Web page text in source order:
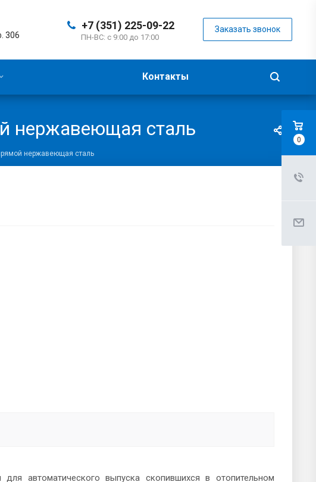
+7 (351) 225-09-22
ПН-ВС: с 9:00 до 17:00
Заказать звонок
306
Контакты
нержавеющая сталь
нержавеющая сталь
для автоматического выпуска скопившихся в отопительном
0